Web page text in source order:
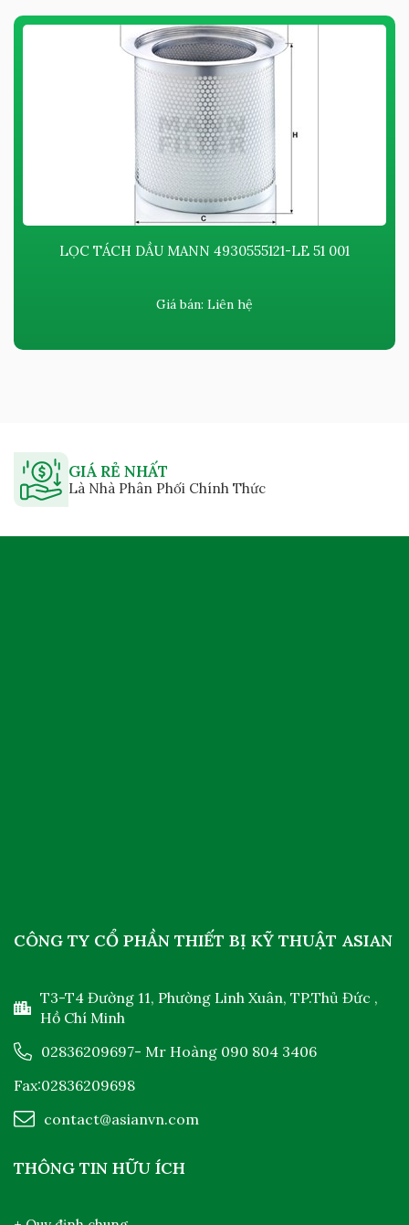
LỌC TÁCH DẦU MANN 4930555121-LE 51 001
Giá bán: Liên hệ
GIÁ RẺ NHẤT
Là Nhà Phân Phối Chính Thức
CÔNG TY CỔ PHẦN THIẾT BỊ KỸ THUẬT ASIAN
T3-T4 Đường 11, Phường Linh Xuân, TP.Thủ Đức ,
Hồ Chí Minh
02836209697- Mr Hoàng 090 804 3406
Fax:02836209698
contact@asianvn.com
THÔNG TIN HỮU ÍCH